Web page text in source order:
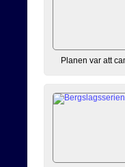
Planen var att